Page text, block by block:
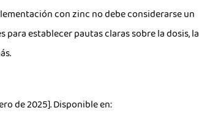
con zinc no debe considerarse un
establecer pautas claras sobre la dosis, la
de 2025]. Disponible en: